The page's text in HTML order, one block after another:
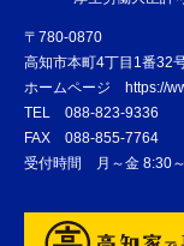
〒780-0870
高知市本町4丁目1番32
ホームページ https://
TEL 088-823-9336
FAX 088-855-7764
受付時間 月～金 8:30～